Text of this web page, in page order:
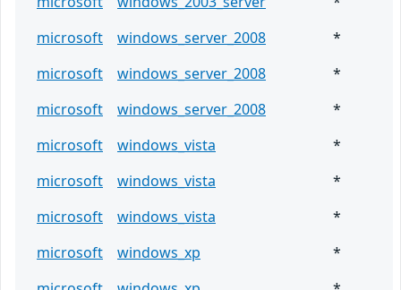
microsoft
windows_server_2008
*
microsoft
windows_server_2008
*
microsoft
windows_server_2008
*
microsoft
windows_vista
*
microsoft
windows_vista
*
microsoft
windows_vista
*
microsoft
windows_xp
*